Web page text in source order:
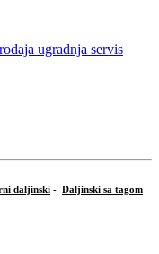
daljinski - Daljinski sa tagom